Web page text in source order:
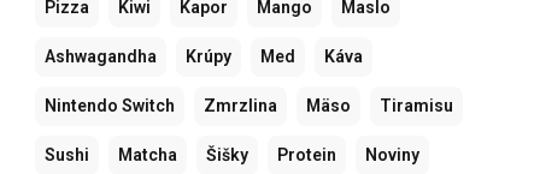
Pizza Kiwi Kapor Mango Maslo
Ashwagandha Krúpy Med Káva
Nintendo Switch Zmrzlina Mäso Tiramisu
Sushi Matcha Šišky Protein Noviny